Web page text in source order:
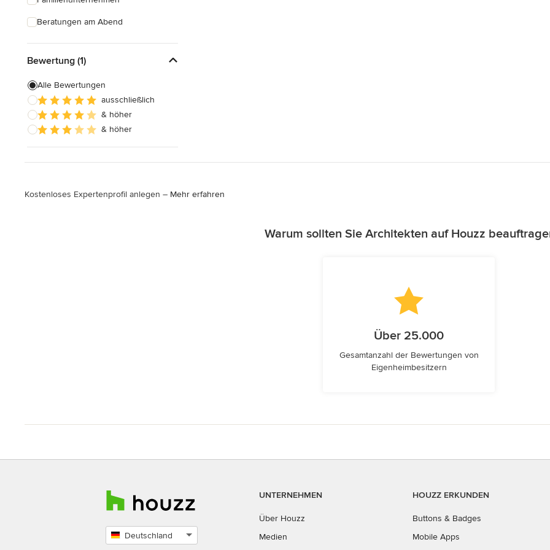
Beratungen am Abend
Bewertung (1)
Alle Bewertungen
ausschließlich
& höher
& höher
Kostenloses Expertenprofil anlegen – Mehr erfahren
Warum sollten Sie Architekten auf Houzz
Über 25.000
Gesamtanzahl der Bewertungen von
Eigenheimbesitzern
Deutschland
UNTERNEHMEN
Über Houzz
Medien
HOUZZ ERKUNDEN
Buttons & Badges
Mobile Apps